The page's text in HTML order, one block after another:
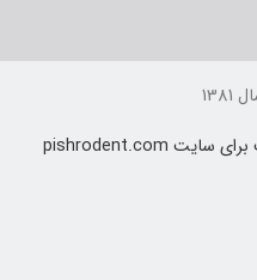
تمامی حقوق مادی و معنوی پیشرودنت برای سایت pishrodent.com